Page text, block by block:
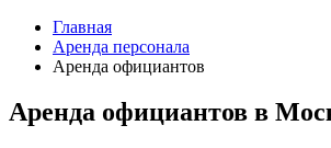
Главная
Аренда персонала
Аренда официантов
Аренда официантов в